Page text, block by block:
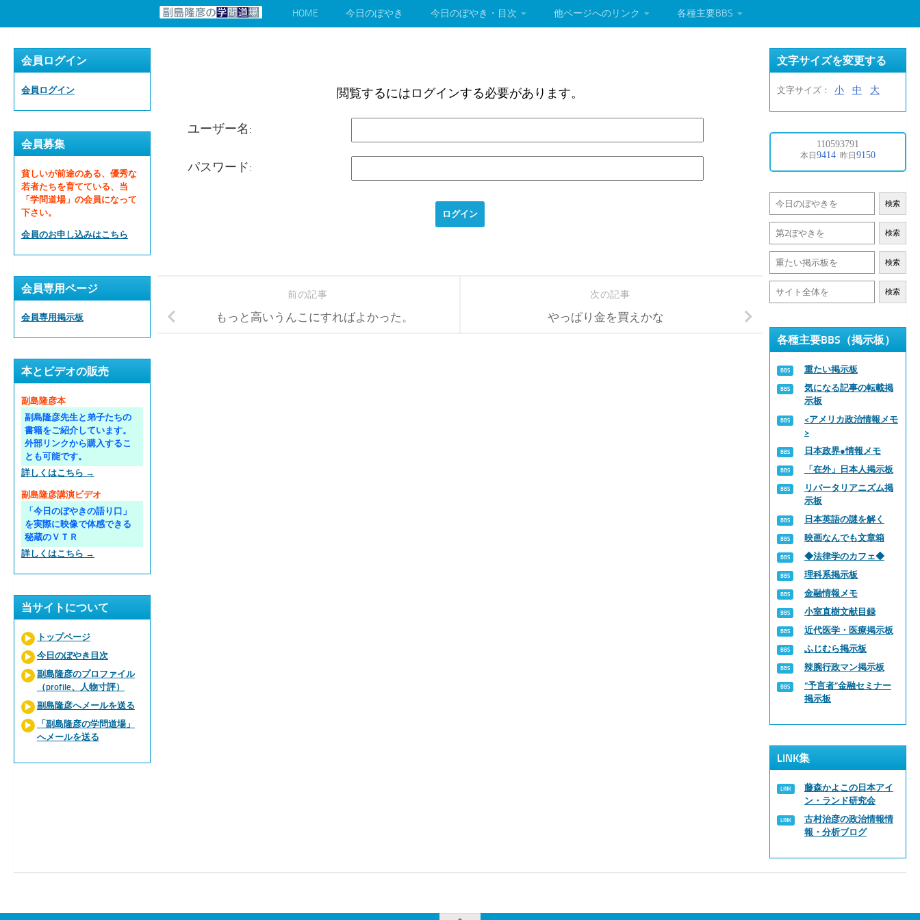
HOME 今日のぼやき 今日のぼやき・目次 他ページへのリンク 各種主要BBS
閲覧するにはログインする必要があります。
ユーザー名:
パスワード:
次の記事
やっぱり金を買えかな
前の記事
もっと高いうんこにすればよかった。
会員ログイン
会員ログイン
会員募集
貧しいが前途のある、優秀な
若者たちを育てている、当
「学問道場」の会員になって
下さい。
会員のお申し込みはこちら
会員専用ページ
会員専用掲示板
本とビデオの販売
副島隆彦本
副島隆彦先生と弟子たちの
書籍をご紹介しています。
外部リンクから購入するこ
とも可能です。
詳しくはこちら →
副島隆彦講演ビデオ
「今日のぼやきの語り口」
を実際に映像で体感できる
秘蔵のＶＴＲ
詳しくはこちら →
当サイトについて
トップページ
今日のぼやき目次
副島隆彦のプロファイル
（profile、人物寸評）
副島隆彦へメールを送る
「副島隆彦の学問道場」
へメールを送る
文字サイズを変更する
文字サイズ： 小 中 大
検索
検索
検索
検索
各種主要BBS（掲示板）
重たい掲示板
気になる記事の転載掲
示板
<アメリカ政治情報メモ
>
日本政界●情報メモ
「在外」日本人掲示板
リバータリアニズム掲
示板
日本英語の謎を解く
映画なんでも文章箱
◆法律学のカフェ◆
理科系掲示板
金融情報メモ
小室直樹文献目録
近代医学・医療掲示板
ふじむら掲示板
辣腕行政マン掲示板
“予言者”金融セミナー
掲示板
LINK集
藤森かよこの日本アイ
ン・ランド研究会
古村治彦の政治情報情
報・分析ブログ